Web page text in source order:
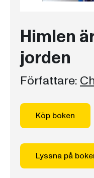
Himlen
jorden
Författare:
Köp boken
Lyssna på